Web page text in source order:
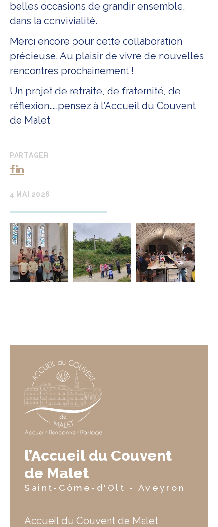
belles occasions de grandir ensemble,
dans la convivialité.
Merci encore pour cette collaboration
précieuse. Au plaisir de vivre de nouvelles
rencontres prochainement !
Un projet de retraite, de fraternité, de
réflexion…..pensez à l’Accueil du Couvent
de Malet
PARTAGER
4 MAI 2026
l’Accueil du Couvent
de Malet
Saint-Côme-d'Olt - Aveyron
Accueil du Couvent de Malet